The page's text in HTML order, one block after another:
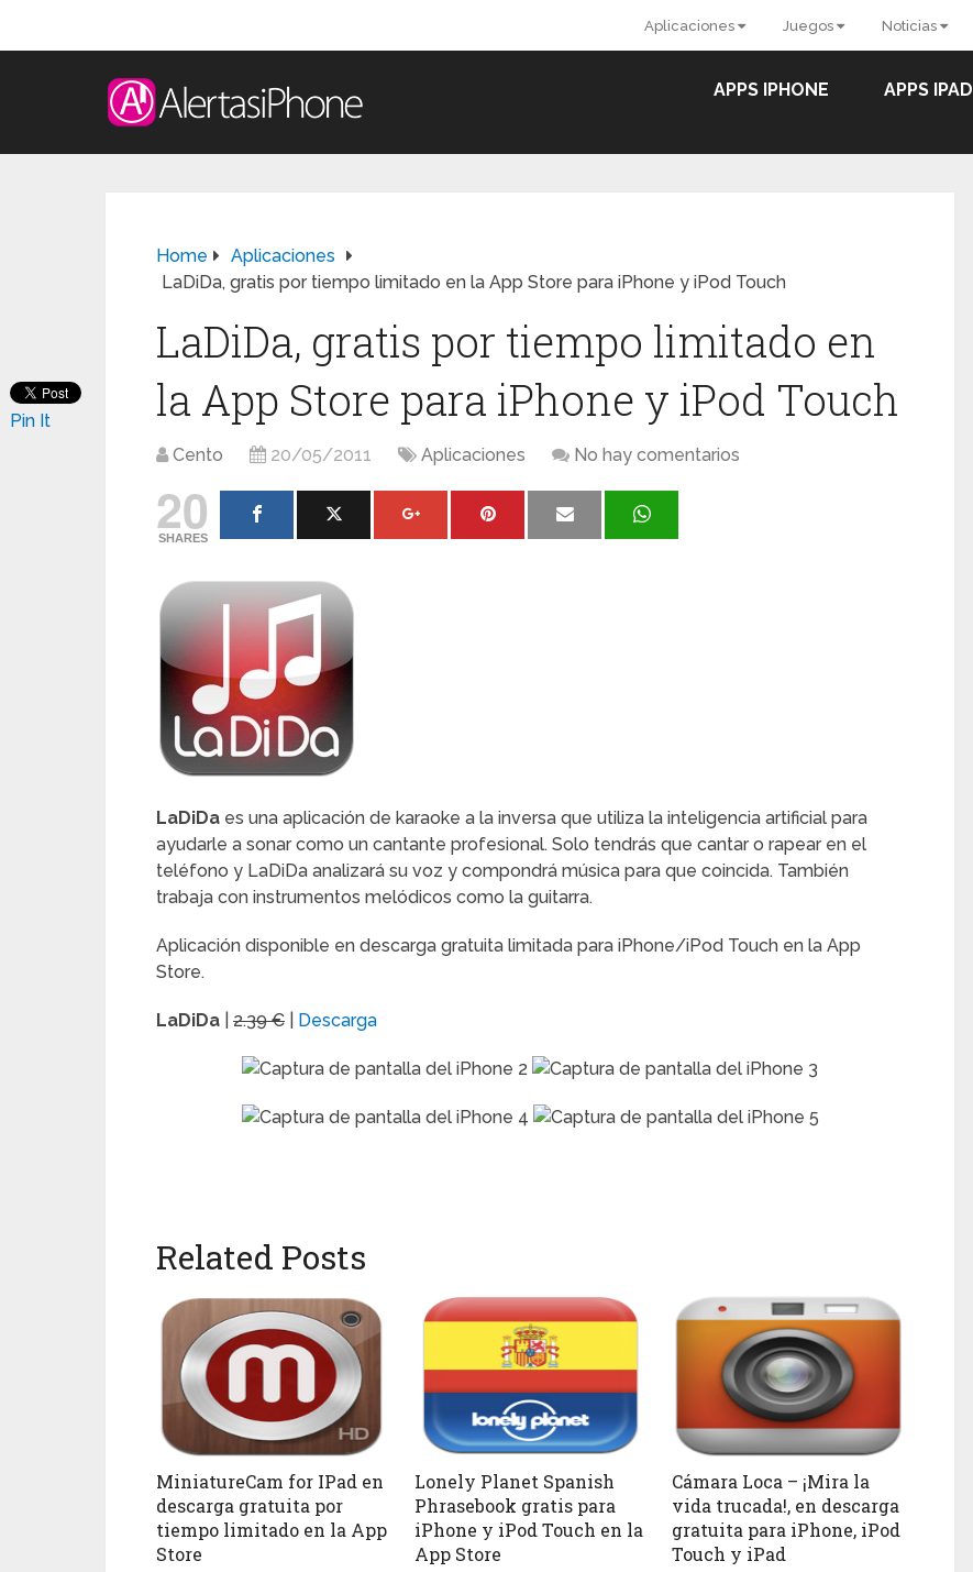
Aplicaciones Juegos Noticias
APPS IPHONE APPS IPAD
Home
Aplicaciones
LaDiDa, gratis por tiempo limitado en la App Store para iPhone y iPod Touch
LaDiDa, gratis por tiempo limitado en
la App Store para iPhone y iPod Touch
Cento 20/05/2011 Aplicaciones No hay comentarios
20
SHARES
LaDiDa es una aplicación de karaoke a la inversa que utiliza la inteligencia artificial para
ayudarle a sonar como un cantante profesional. Solo tendrás que cantar o rapear en el
teléfono y LaDiDa analizará su voz y compondrá música para que coincida. También
trabaja con instrumentos melódicos como la guitarra.
Aplicación disponible en descarga gratuita limitada para iPhone/iPod Touch en la App
Store.
LaDiDa 2.39 € Descarga
Pin It
Related Posts
MiniatureCam for IPad en
descarga gratuita por
tiempo limitado en la App
Store
Lonely Planet Spanish
Phrasebook gratis para
iPhone y iPod Touch en la
App Store
Cámara Loca – ¡Mira la
vida trucada!, en descarga
gratuita para iPhone, iPod
Touch y iPad